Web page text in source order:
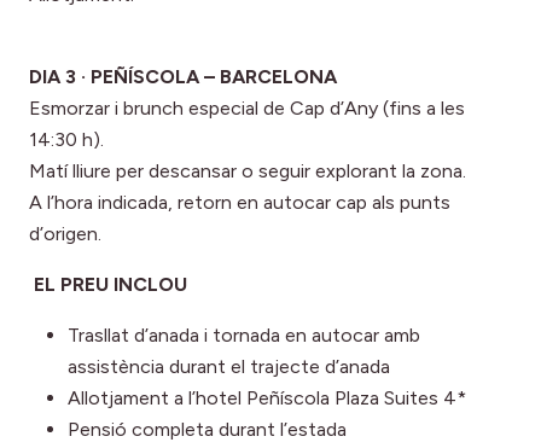
DIA 3 · PEÑÍSCOLA – BARCELONA
Esmorzar i brunch especial de Cap d’Any (fins a les
14:30 h).
Matí lliure per descansar o seguir explorant la zona.
A l’hora indicada, retorn en autocar cap als punts
d’origen.
EL PREU INCLOU
Trasllat d’anada i tornada en autocar amb
assistència durant el trajecte d’anada
Allotjament a l’hotel Peñíscola Plaza Suites 4*
Pensió completa durant l’estada